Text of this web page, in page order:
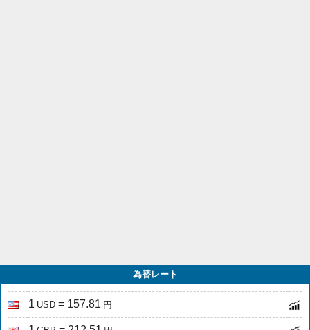
為替レート
1 USD = 157.81 円